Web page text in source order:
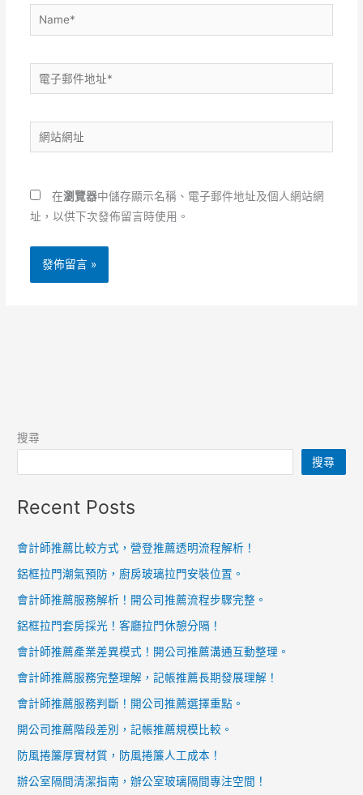
Name*
電
子
件
地
*
站
址
在瀏覽器中儲存顯示名稱、電子郵件地址及個人網站網
址，以供下次發佈留言時使用。
搜尋
搜尋
Recent Posts
會計師推薦比較方式，營登推薦透明流程解析！
鋁框拉門潮氣預防，廚房玻璃拉門安裝位置。
會計師推薦服務解析！開公司推薦流程步驟完整。
鋁框拉門套房採光！客廳拉門休憩分隔！
會計師推薦產業差異模式！開公司推薦溝通互動整理。
會計師推薦服務完整理解，記帳推薦長期發展理解！
會計師推薦服務判斷！開公司推薦選擇重點。
開公司推薦階段差別，記帳推薦規模比較。
防風捲簾厚實材質，防風捲簾人工成本！
辦公室隔間清潔指南，辦公室玻璃隔間專注空間！